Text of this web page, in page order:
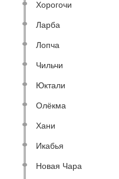
Хорогочи
Ларба
Лопча
Чильчи
Юктали
Олёкма
Хани
Икабья
Новая Чара